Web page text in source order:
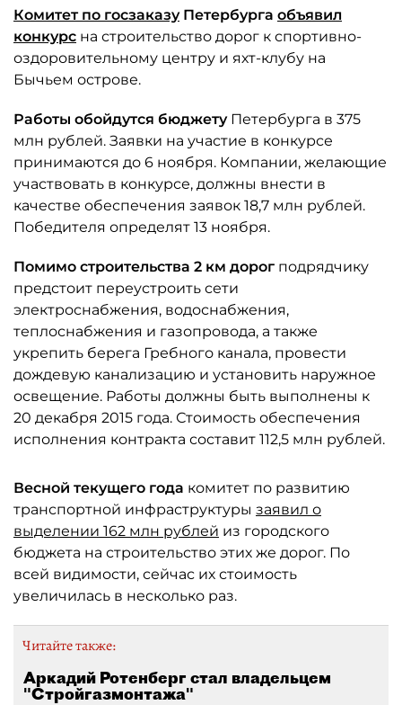
Комитет по госзаказу Петербурга объявил
конкурс на строительство дорог к спортивно-
оздоровительному центру и яхт-клубу на
Бычьем острове.
Работы обойдутся бюджету Петербурга в 375
млн рублей. Заявки на участие в конкурсе
принимаются до 6 ноября. Компании, желающие
участвовать в конкурсе, должны внести в
качестве обеспечения заявок 18,7 млн рублей.
Победителя определят 13 ноября.
Помимо строительства 2 км дорог подрядчику
предстоит переустроить сети
электроснабжения, водоснабжения,
теплоснабжения и газопровода, а также
укрепить берега Гребного канала, провести
дождевую канализацию и установить наружное
освещение. Работы должны быть выполнены к
20 декабря 2015 года. Стоимость обеспечения
исполнения контракта составит 112,5 млн рублей.
Весной текущего года комитет по развитию
транспортной инфраструктуры заявил о
выделении 162 млн рублей из городского
бюджета на строительство этих же дорог. По
всей видимости, сейчас их стоимость
увеличилась в несколько раз.
Читайте также:
Аркадий Ротенберг стал владельцем
"Стройгазмонтажа"